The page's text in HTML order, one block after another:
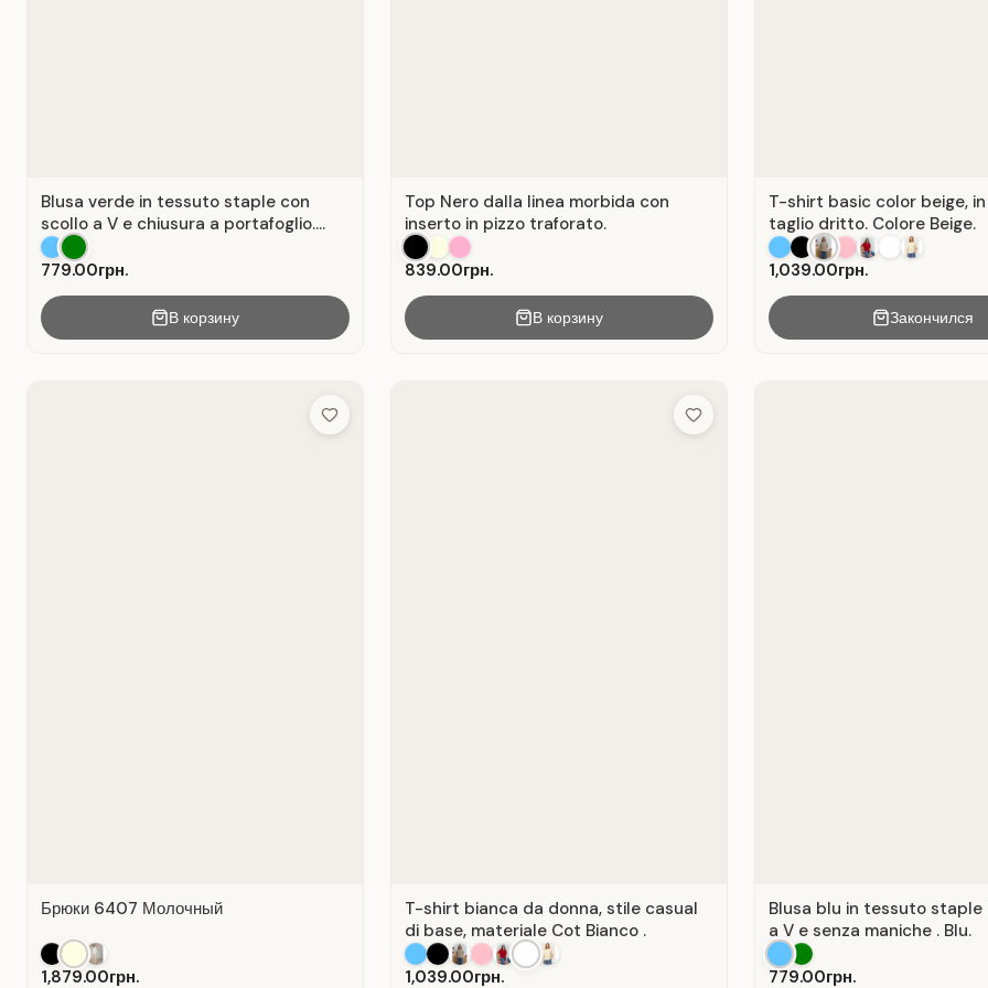
Blusa verde in tessuto staple con
scollo a V e chiusura a portafoglio.
Verde .
779.00грн.
В корзину
Top Nero dalla linea morbida con
inserto in pizzo traforato.
839.00грн.
В корзину
T-shirt basic color beige, in
taglio dritto. Colore Beige.
1,039.00грн.
Закончился
Add to Wish List
Брюки 6407 Молочный
1,879.00грн.
Add to Wish List
T-shirt bianca da donna, stile casual
di base, materiale Cot Bianco .
1,039.00грн.
Blusa blu in tessuto staple
a V e senza maniche . Blu.
779.00грн.